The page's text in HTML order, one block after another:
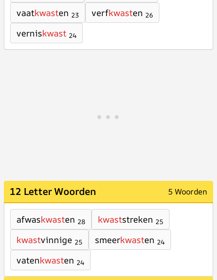
vaatkwasten 23 verfkwasten 26
verniskwast 24
12 Letter Woorden 5 Woorden
afwaskwasten 28 kwaststreken 25
kwastvinnige 25 smeerkwasten 24
vatenkwasten 24